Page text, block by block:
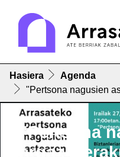
Hasiera
Agenda
"Pertsona nagusien
"Pertsona
argazki